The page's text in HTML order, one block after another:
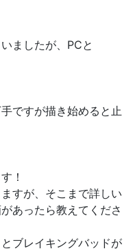
ましたが、PCと
ですが描き始めると止
！
すが、そこまで詳しい
あったら教えてくださ
ブレイキングバッドが